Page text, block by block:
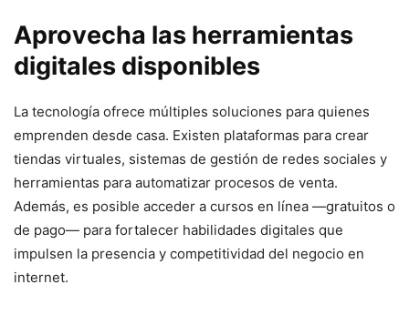
Aprovecha las herramientas
digitales disponibles
La tecnología ofrece múltiples soluciones para quienes
emprenden desde casa. Existen plataformas para crear
tiendas virtuales, sistemas de gestión de redes sociales y
herramientas para automatizar procesos de venta.
Además, es posible acceder a cursos en línea —gratuitos o
de pago— para fortalecer habilidades digitales que
impulsen la presencia y competitividad del negocio en
internet.